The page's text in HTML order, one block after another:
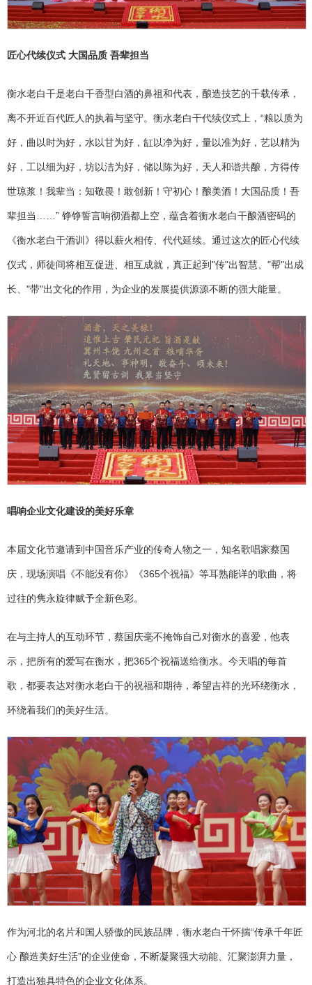
匠心代续仪式 大国品质 吾辈担当
衡水老白干是老白干香型白酒的鼻祖和代表，酿造技艺的千载传承，
离不开近百代匠人的执着与坚守。衡水老白干代续仪式上，“粮以质为
好，曲以时为好，水以甘为好，缸以净为好，量以准为好，艺以精为
好，工以细为好，坊以洁为好，储以陈为好，天人和谐共酿，方得传
世琼浆！我辈当：知敬畏！敢创新！守初心！酿美酒！大国品质！吾
辈担当……” 铮铮誓言响彻酒都上空，蕴含着衡水老白干酿酒密码的
《衡水老白干酒训》得以薪火相传、代代延续。通过这次的匠心代续
仪式，师徒间将相互促进、相互成就，真正起到"传"出智慧、"帮"出成
长、"带"出文化的作用，为企业的发展提供源源不断的强大能量。
唱响企业文化建设的美好乐章
本届文化节邀请到中国音乐产业的传奇人物之一，知名歌唱家蔡国
庆，现场演唱《不能没有你》《365个祝福》等耳熟能详的歌曲，将
过往的隽永旋律赋予全新色彩。
在与主持人的互动环节，蔡国庆毫不掩饰自己对衡水的喜爱，他表
示，把所有的爱写在衡水，把365个祝福送给衡水。今天唱的每首
歌，都要表达对衡水老白干的祝福和期待，希望吉祥的光环绕衡水，
环绕着我们的美好生活。
作为河北的名片和国人骄傲的民族品牌，衡水老白干怀揣“传承千年匠
心 酿造美好生活”的企业使命，不断凝聚强大动能、汇聚澎湃力量，
打造出独具特色的企业文化体系。